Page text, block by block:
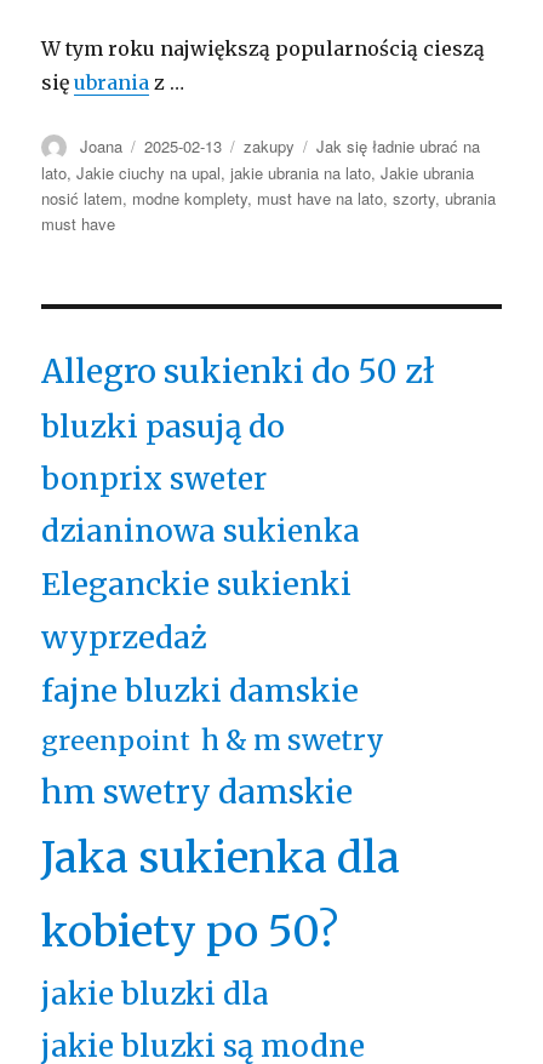
W tym roku największą popularnością cieszą
sięubrania z …
Autor
Joana Opublikowano
2025-02-13 Kategorie
zakupy Tagi
Jak się ładnie ubrać na
lato,Jakie ciuchy na upal,jakie ubrania na lato,Jakie ubrania
nosić latem, modne komplety, must have na lato,szorty, ubrania
must have
Allegro sukienki do 50 zł
bluzki pasują do
bonprix sweter
dzianinowa sukienka
Eleganckie sukienki
wyprzedaż
fajne bluzki damskie
greenpoint h & m swetry
hm swetry damskie
Jaka sukienka dla
kobiety po 50?
jakie bluzki dla
jakie bluzki są modne